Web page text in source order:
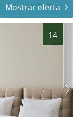
Mostrar oferta
14